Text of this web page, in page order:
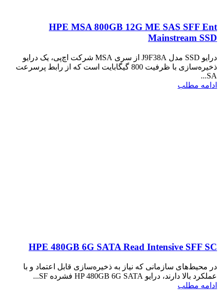
HPE MSA 800GB 12G ME SAS SFF Ent
Mainstream SSD
درایو SSD مدل J9F38A از سری MSA شرکت اچ‌پی، یک درایو
ذخیره‌سازی با ظرفیت 800 گیگابایت است که از رابط پرسرعت
SA...
ادامه مطلب
HPE 480GB 6G SATA Read Intensive SFF SC
در محیط‌های سازمانی که نیاز به ذخیره‌سازی قابل اعتماد و با
عملکرد بالا دارند، درایو HP 480GB 6G SATA فشرده SF...
ادامه مطلب